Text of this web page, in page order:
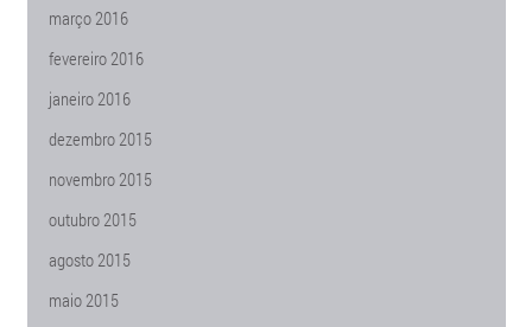
março 2016
fevereiro 2016
janeiro 2016
dezembro 2015
novembro 2015
outubro 2015
agosto 2015
maio 2015